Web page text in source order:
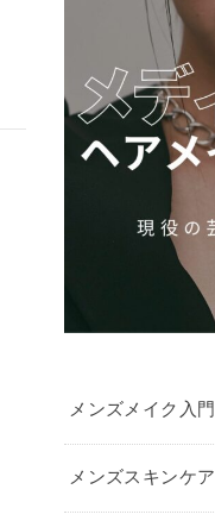
メンズメイク入門
メンズスキンケア